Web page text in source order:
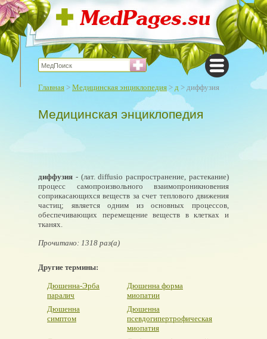
Главная > Медицинская энциклопедия > д > диффузия
Медицинская энциклопедия
диффузия - (лат. diffusio распространение, растекание)
процесс самопроизвольного взаимопроникновения
соприкасающихся веществ за счет теплового движения
частиц; является одним из основных процессов,
обеспечивающих перемещение веществ в клетках и
тканях.
Прочитано: 1318 раз(а)
Другие термины:
Дюшенна-Эрба
паралич
Дюшенна форма
миопатии
Дюшенна
симптом
Дюшенна
псевдогипертрофическая
миопатия